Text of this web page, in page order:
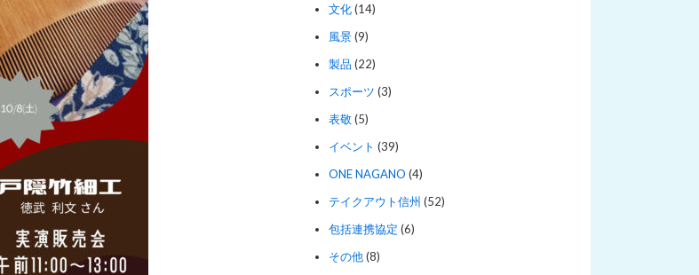
文化(14)
風景(9)
製品 (22)
スポーツ (3)
表敬(5)
イベント (39)
ONE NAGANO (4)
テイクアウト信州 (52)
包括連携協定 (6)
その他(8)